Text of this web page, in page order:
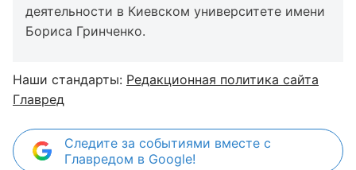
деятельности в Киевском университете имени
Бориса Гринченко.
Наши стандарты: Редакционная политика сайта
Главред
Следите за событиями вместе с
Главредом в Google!